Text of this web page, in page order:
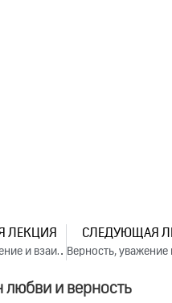
ЛЕКЦИЯ
Верность, уважение и взаимопонимание в семье. День 1. Часть 1 (2024)
СЛЕДУЮЩАЯ
любви и верность